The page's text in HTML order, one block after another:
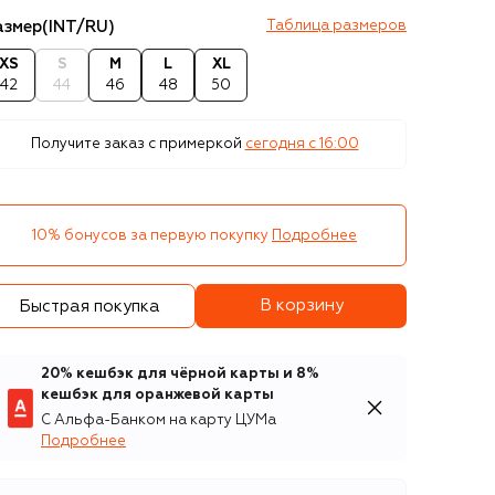
(INT/RU) Таблица размеров
XS
42
S
44
M
46
L
48
XL
50
Получите заказ с примеркой сегодня c 16:00
10% бонусов за первую покупку Подробнее
Быстрая покупка В корзину
20% кешбэк для чёрной карты и 8%
кешбэк для оранжевой карты
С Альфа-Банком на карту ЦУМа
Подробнее